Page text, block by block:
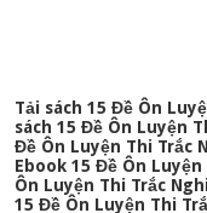
Tải sách 15 Đề Ôn
sách 15 Đề Ôn Luyện
Đề Ôn Luyện Thi Trắc
Ebook 15 Đề Ôn
Ôn Luyện Thi Trắc
15 Đề Ôn Luyện Thi